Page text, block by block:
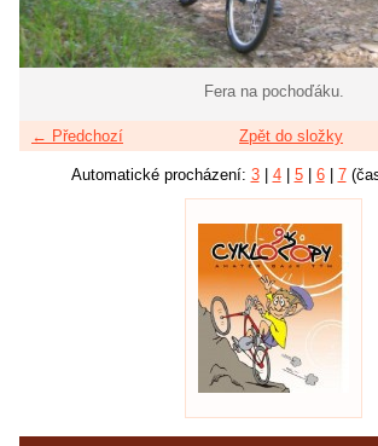
Fera na pochoďáku.
← Předchozí Zpět do složky
Automatické procházení: 3| 4| 5| 6| 7